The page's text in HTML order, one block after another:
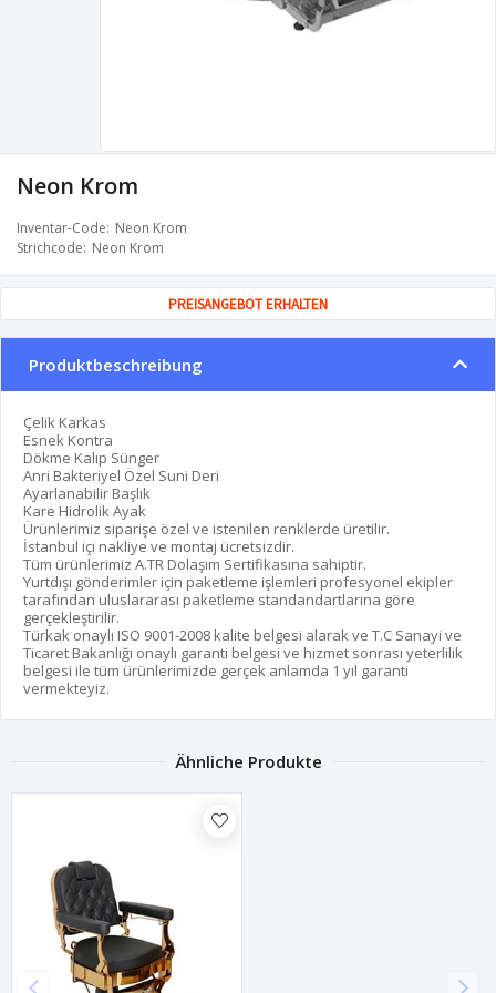
Neon Krom
Inventar-Code Neon Krom
Strichcode Neon Krom
PREISANGEBOT ERHALTEN
Produktbeschreibung
Çelik Karkas
Esnek Kontra
Dökme Kalıp Sünger
Anri Bakteriyel Özel Suni Deri
Ayarlanabilir Başlık
Kare Hidrolik Ayak
Ürünlerimiz siparişe özel ve istenilen renklerde üretilir.
İstanbul içi nakliye ve montaj ücretsizdir.
Tüm ürünlerimiz A.TR Dolaşım Sertifikasına sahiptir.
Yurtdışı gönderimler için paketleme işlemleri profesyonel ekipler
tarafından uluslararası paketleme standandartlarına göre
gerçekleştirilir.
Türkak onaylı ISO 9001-2008 kalite belgesi alarak ve T.C Sanayi ve
Ticaret Bakanlığı onaylı garanti belgesi ve hizmet sonrası yeterlilik
belgesi ile tüm ürünlerimizde gerçek anlamda 1 yıl garanti
vermekteyiz.
Ähnliche Produkte